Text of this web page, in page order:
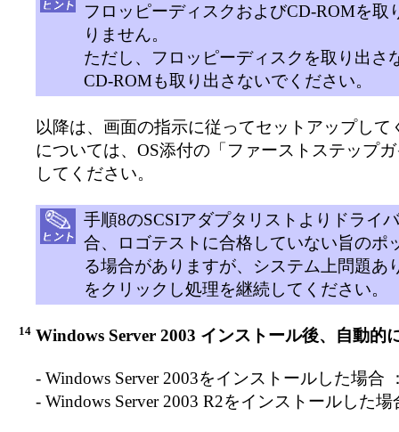
フロッピーディスクおよびCD-ROMを取
りません。
ただし、フロッピーディスクを取り出さ
CD-ROMも取り出さないでください。
以降は、画面の指示に従ってセットアップして
については、OS添付の「ファーストステップ
してください。
手順8のSCSIアダプタリストよりドライ
合、ロゴテストに合格していない旨のポ
る場合がありますが、システム上問題あ
をクリックし処理を継続してください。
14 Windows Server 2003 インストール後、自動的
- Windows Server 2003をインストールした場合
- Windows Server 2003 R2をインストールした